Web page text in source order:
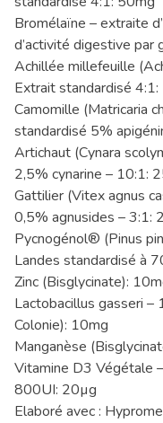
Bromélaïne – extraite
d’activité digestive par
Achillée millefeuille
Extrait standardisé
Camomille (Matricaria
standardisé 5%
Artichaut (Cynara
2,5% cynarine – 10:1:
Gattilier (Vitex agnus
0,5% agnusides – 3:1:
Pycnogénol® (Pinus
Landes standardisé à
Zinc (Bisglycinate):
Lactobacillus gasseri –
Colonie): 10mg
Manganèse
Vitamine D3 Végétale
800UI: 20µg
Elaboré avec :